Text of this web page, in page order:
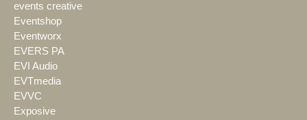
events creative
Eventshop
Eventworx
EVERS PA
EVI Audio
EVTmedia
EVVC
Exposive